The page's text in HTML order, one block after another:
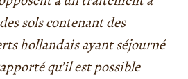
sols contenant des
hollandais ayant séjourné
qu’il est possible